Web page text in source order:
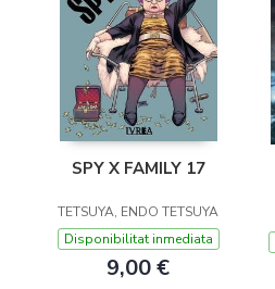
SPY X FAMILY 17
TETSUYA, ENDO TETSUYA
Disponibilitat inmediata
9,00 €